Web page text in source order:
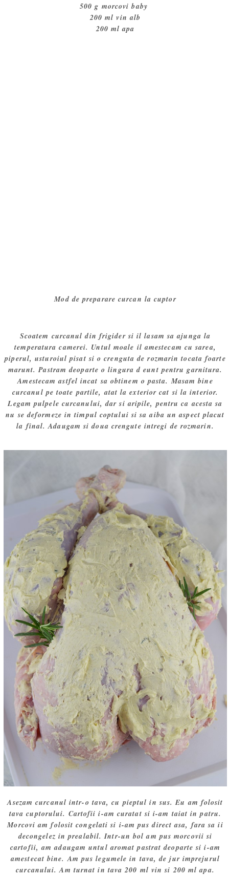
500 g morcovi baby
200 ml vin alb
200 ml apa
Mod de preparare curcan la cuptor
Scoatem curcanul din frigider si il lasam sa ajunga la
temperatura camerei. Untul moale il amestecam cu sarea,
piperul, usturoiul pisat si o crenguta de rozmarin tocata foarte
marunt. Pastram deoparte o lingura d eunt pentru garnitura.
Amestecam astfel incat sa obtinem o pasta. Masam bine
curcanul pe toate partile, atat la exterior cat si la interior.
Legam pulpele curcanului, dar si aripile, pentru ca acesta sa
nu se deformeze in timpul coptului si sa aiba un aspect placut
la final. Adaugam si doua crengute intregi de rozmarin.
Asezam curcanul intr-o tava, cu pieptul in sus. Eu am folosit
tava cuptorului. Cartofii i-am curatat si i-am taiat in patru.
Morcovi am folosit congelati si i-am pus direct asa, fara sa ii
decongelez in prealabil. Intr-un bol am pus morcovii si
cartofii, am adaugam untul aromat pastrat deoparte si i-am
amestecat bine. Am pus legumele in tava, de jur imprejurul
curcanului. Am turnat in tava 200 ml vin si 200 ml apa.